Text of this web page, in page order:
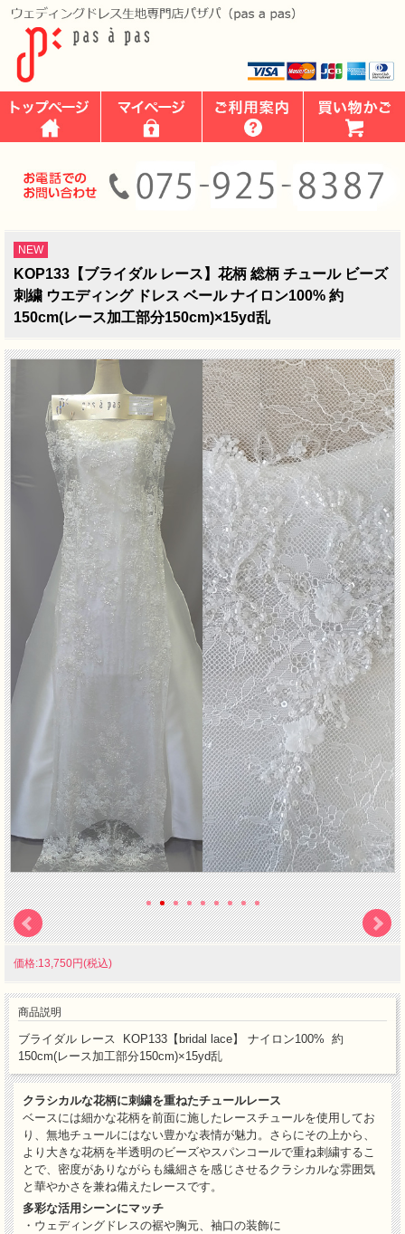
NEW
KOP133【ブライダル レース】花柄 総柄 チュール ビーズ
刺繍 ウエディング ドレス ベール ナイロン100% 約
150cm(レース加工部分150cm)×15yd乱
価格:13,750円(税込)
商品説明
ブライダル レース KOP133【bridal lace】 ナイロン100% 約
150cm(レース加工部分150cm)×15yd乱
クラシカルな花柄に刺繍を重ねたチュールレース
ベースには細かな花柄を前面に施したレースチュールを使用してお
り、無地チュールにはない豊かな表情が魅力。さらにその上から、
より大きな花柄を半透明のビーズやスパンコールで重ね刺繍するこ
とで、密度がありながらも繊細さを感じさせるクラシカルな雰囲気
と華やかさを兼ね備えたレースです。
多彩な活用シーンにマッチ
・ウェディングドレスの裾や胸元、袖口の装飾に